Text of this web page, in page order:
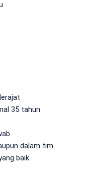
35 tahun
dalam tim
baik